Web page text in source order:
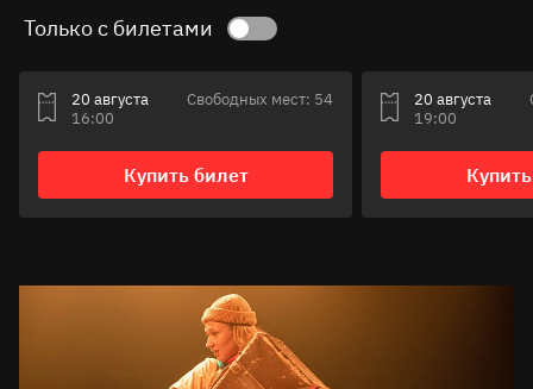
Только с билетами
20 августа
16:00
Свободных мест: 54
Купить билет
20 августа
19:00